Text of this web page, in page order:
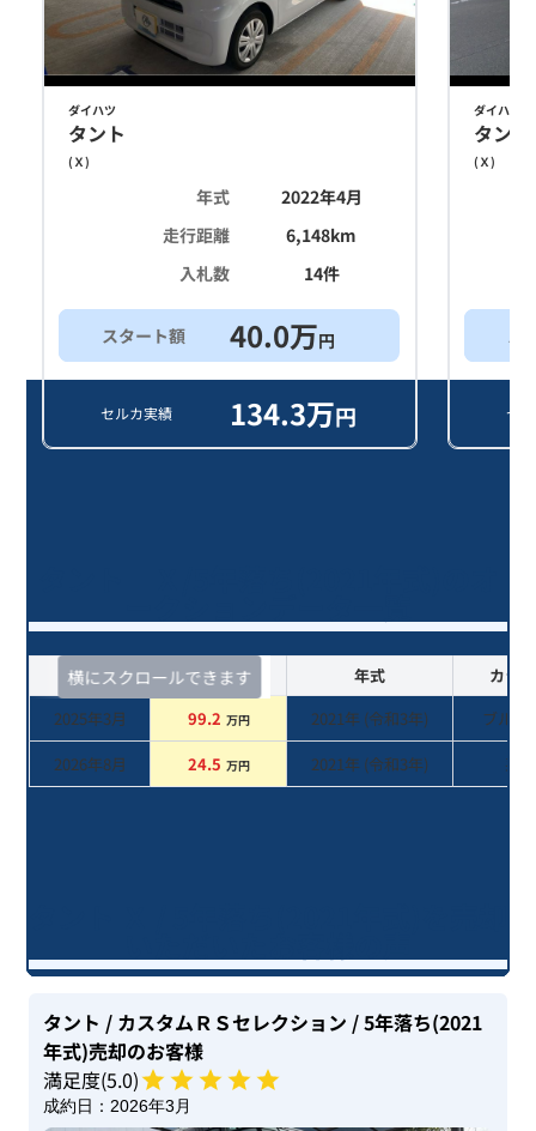
ダイハツ
タント
( Ｘ)
年式
2022年4月
走行距離
6,148km
入札数
14件
スタート額 40.0万円
セルカ実績 134.3万円
ダイハツ
タント
( Ｘ)
ス
セ
横にスクロールできます
査定時期 セルカ実績 年式
カラー
2025年3月
99.2 万円 2021年 (令和3年) ブルー
2026年8月
24.5 万円 2021年 (令和3年) 系
タント / カスタムＲＳセレクション / 5年落ち(2021
年式)売却のお客様
満足度(5.0)
成約日： 2026年3月